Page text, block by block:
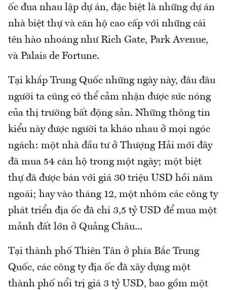
ốc đua nhau lập dự án, đặc biệt là những dự án
nhà biệt thự và căn hộ cao cấp với những cái
tên hào nhoáng như Rich Gate, Park Avenue,
và Palais de Fortune.
Tại khắp Trung Quốc những ngày này, đâu đâu
người ta cũng có thể cảm nhận được sức nóng
của thị trường bất động sản. Những thông tin
kiểu này được người ta kháo nhau ở mọi ngóc
ngách: một nhà đầu tư ở Thượng Hải mới đây
đã mua 54 căn hộ trong một ngày; một biệt
thự đã được bán với giá 30 triệu USD hồi năm
ngoái; hay vào tháng 12, một nhóm các công ty
phát triển địa ốc đã chi 3,5 tỷ USD để mua một
mảnh đất lớn ở Quảng Châu...
Tại thành phố Thiên Tân ở phía Bắc Trung
Quốc, các công ty địa ốc đã xây dựng một
thành phố nổi trị giá 3 tỷ USD, bao gồm một